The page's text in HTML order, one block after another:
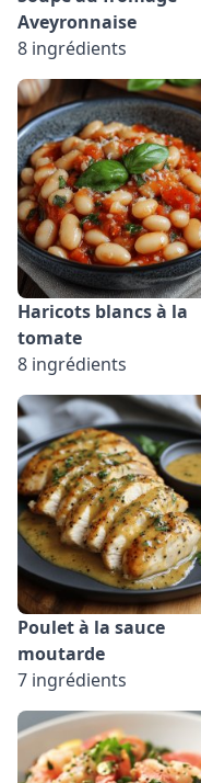
Aveyronnaise
8 ingrédients
Haricots blancs à la
tomate
8 ingrédients
Poulet à la sauce
moutarde
7 ingrédients